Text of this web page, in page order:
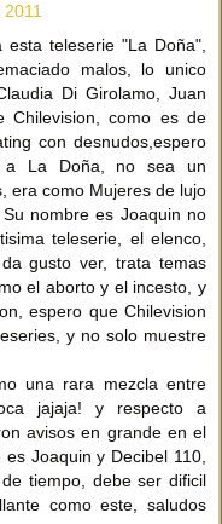
teleserie "La Doña",
malos, lo unico
Di Girolamo, Juan
Chilevision, como es de
con desnudos,espero
a La Doña, no sea un
era como Mujeres de lujo
nombre es Joaquin no
teleserie, el elenco,
gusto ver, trata temas
el aborto y el incesto, y
espero que Chilevision
y no solo muestre
una rara mezcla entre
jajaja! y respecto a
avisos en grande en el
Joaquin y Decibel 110,
tiempo, debe ser dificil
como este, saludos